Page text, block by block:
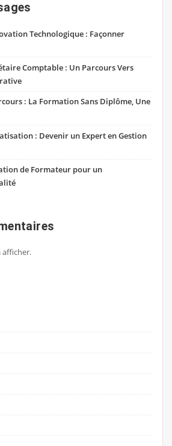
Technologique : Façonner
Comptable : Un Parcours Vers
: La Formation Sans Diplôme, Une
: Devenir un Expert en Gestion
de Formateur pour un
afficher.